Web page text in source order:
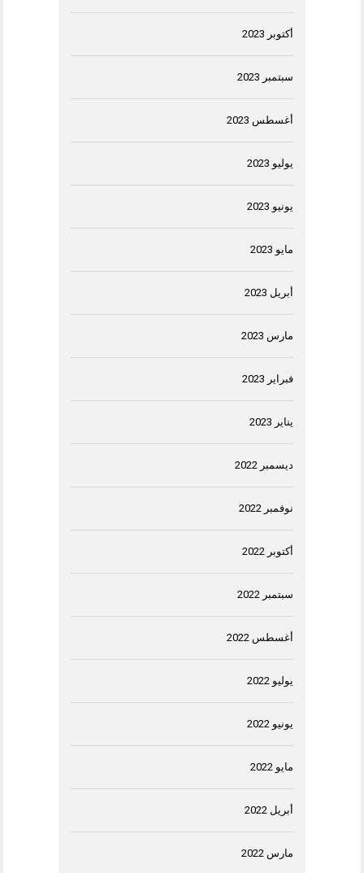
أكتوبر 2023
سبتمبر 2023
أغسطس 2023
يوليو 2023
يونيو 2023
مايو 2023
أبريل 2023
مارس 2023
فبراير 2023
يناير 2023
ديسمبر 2022
نوفمبر 2022
أكتوبر 2022
سبتمبر 2022
أغسطس 2022
يوليو 2022
يونيو 2022
مايو 2022
أبريل 2022
مارس 2022